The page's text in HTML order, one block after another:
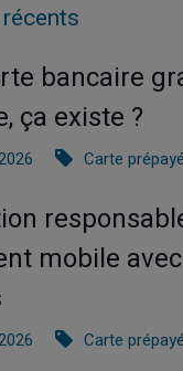
bancaire
ça existe ?
Carte
mobile
Carte